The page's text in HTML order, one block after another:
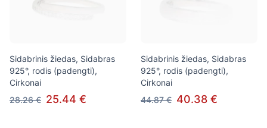
Sidabrinis žiedas, Sidabras
925°, rodis (padengti),
Cirkonai
28.26 € 25.44 €
Sidabrinis žiedas, Sidabras
925°, rodis (padengti),
Cirkonai
44.87 € 40.38 €